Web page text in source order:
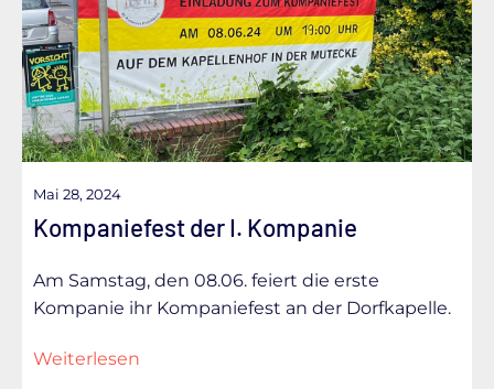
Mai 28, 2024
Kompaniefest der I. Kompanie
Am Samstag, den 08.06. feiert die erste
Kompanie ihr Kompaniefest an der Dorfkapelle.
Weiterlesen